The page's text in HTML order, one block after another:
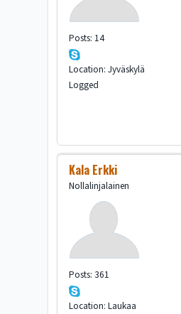
Posts: 14
Location: Jyväskylä
Logged
Kala Erkki
Nollalinjalainen
Posts: 361
Location: Laukaa